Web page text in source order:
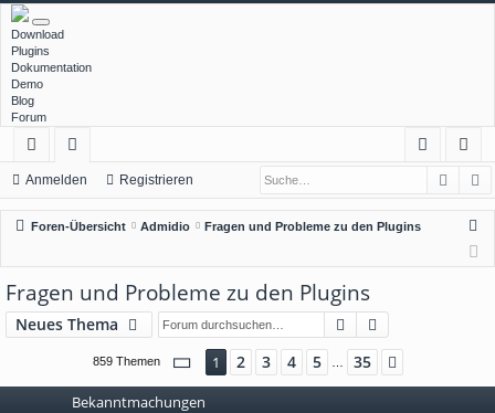
Download
Plugins
Dokumentation
Demo
Blog
Forum
ch
ne
rif
or
en
m
ist
rie
Anmelden Registrieren
Foren-Übersicht Admidio Fragen und Probleme zu den Plugins
Fragen und Probleme zu den Plugins
Neues Thema Suche
859 Themen Seite 1von 35
1 2 3 4 5 35
Bekanntmachungen